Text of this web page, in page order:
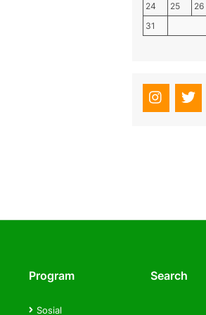
24
25 26
31
Program
Sosial
Search